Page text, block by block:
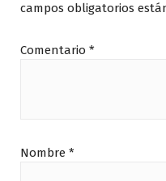
campos obligatorios
Comentario *
Nombre *